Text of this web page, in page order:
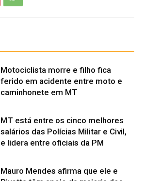
Motociclista morre e filho fica
ferido em acidente entre moto e
caminhonete em MT
MT está entre os cinco melhores
salários das Polícias Militar e Civil,
e lidera entre oficiais da PM
Mauro Mendes afirma que ele e